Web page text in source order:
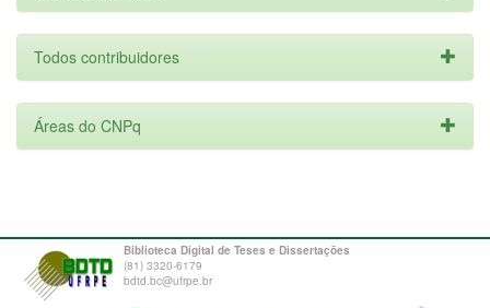
Todos contribuidores
Áreas do CNPq
Biblioteca Digital de Teses e Dissertações
(81) 3320-6179
bdtd.bc@ufrpe.br